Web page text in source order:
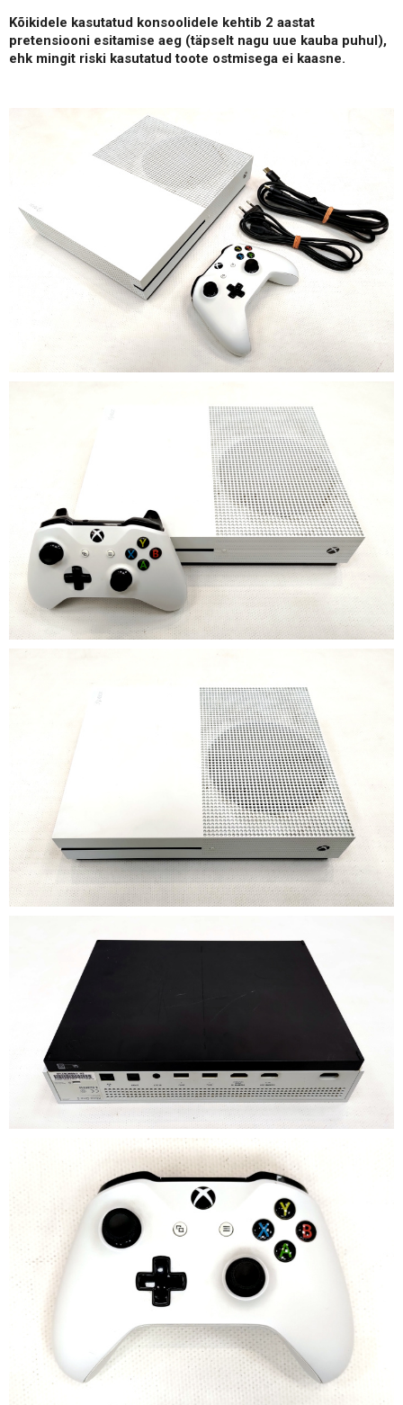
Kõikidele kasutatud konsoolidele kehtib 2 aastat
pretensiooni esitamise aeg (täpselt nagu uue kauba puhul),
ehk mingit riski kasutatud toote ostmisega ei kaasne.